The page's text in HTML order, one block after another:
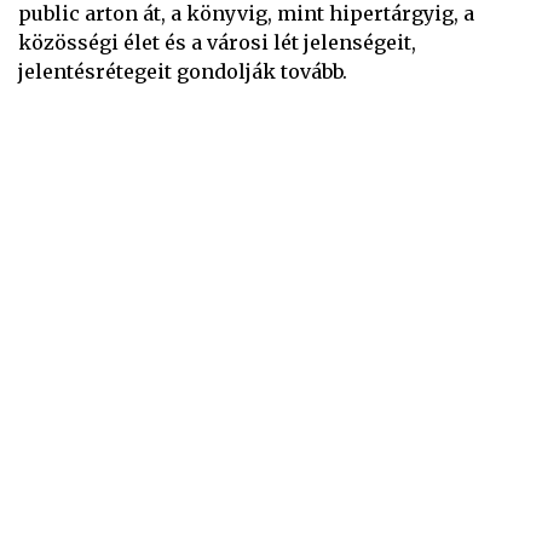
public arton át, a könyvig, mint hipertárgyig, a
közösségi élet és a városi lét jelenségeit,
jelentésrétegeit gondolják tovább.